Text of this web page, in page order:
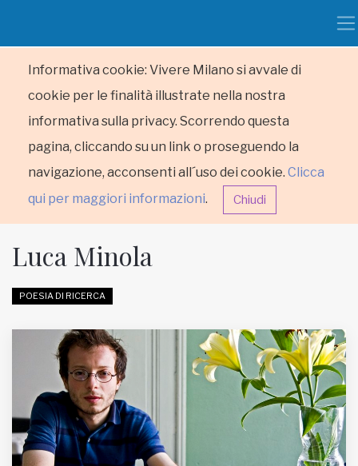
Informativa cookie: Vivere Milano si avvale di
cookie per le finalità illustrate nella nostra
informativa sulla privacy. Scorrendo questa
pagina, cliccando su un link o proseguendo la
navigazione, acconsenti all´uso dei cookie. Clicca
qui per maggiori informazioni. Chiudi
RUBRICHE
MUNICIPI
Inviateci le vostre segnalazioni
Luca Minola
POESIA DI RICERCA